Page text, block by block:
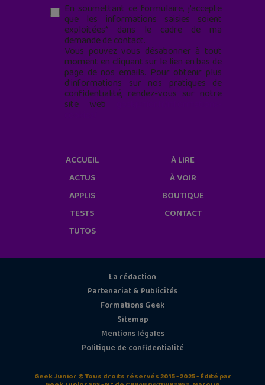
En soumettant ce formulaire, j’accepte
que les informations saisies soient
exploitées* dans le cadre de ma
demande de contact.
Vous pouvez vous désabonner à tout
moment en cliquant sur le lien en bas de
page de nos emails. Pour obtenir plus
d'informations sur nos pratiques de
confidentialité, rendez-vous sur notre
site web
ACCUEIL
ACTUS
APPLIS
TESTS
TUTOS
À LIRE
À VOIR
BOUTIQUE
CONTACT
La rédaction
Partenariat & Publicités
Formations Geek
Sitemap
Mentions légales
Politique de confidentialité
Geek Junior © Tous droits réservés 2015 - 2025 - Édité par